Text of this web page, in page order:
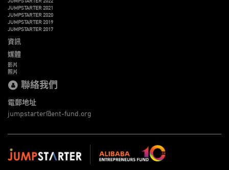
JUMPSTARTER 2021
JUMPSTARTER 2020
JUMPSTARTER 2019
JUMPSTARTER 2017
資訊
媒體
影片
照片
聯絡我們
電郵地址
jumpstarter@ent-fund.org